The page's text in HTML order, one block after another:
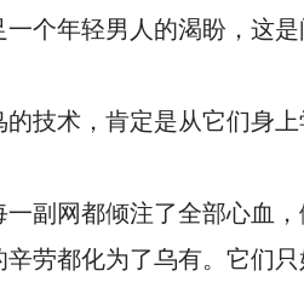
个年轻男人的渴盼，这
技术，肯定是从它们
副网都倾注了全部心血
劳都化为了乌有。它们